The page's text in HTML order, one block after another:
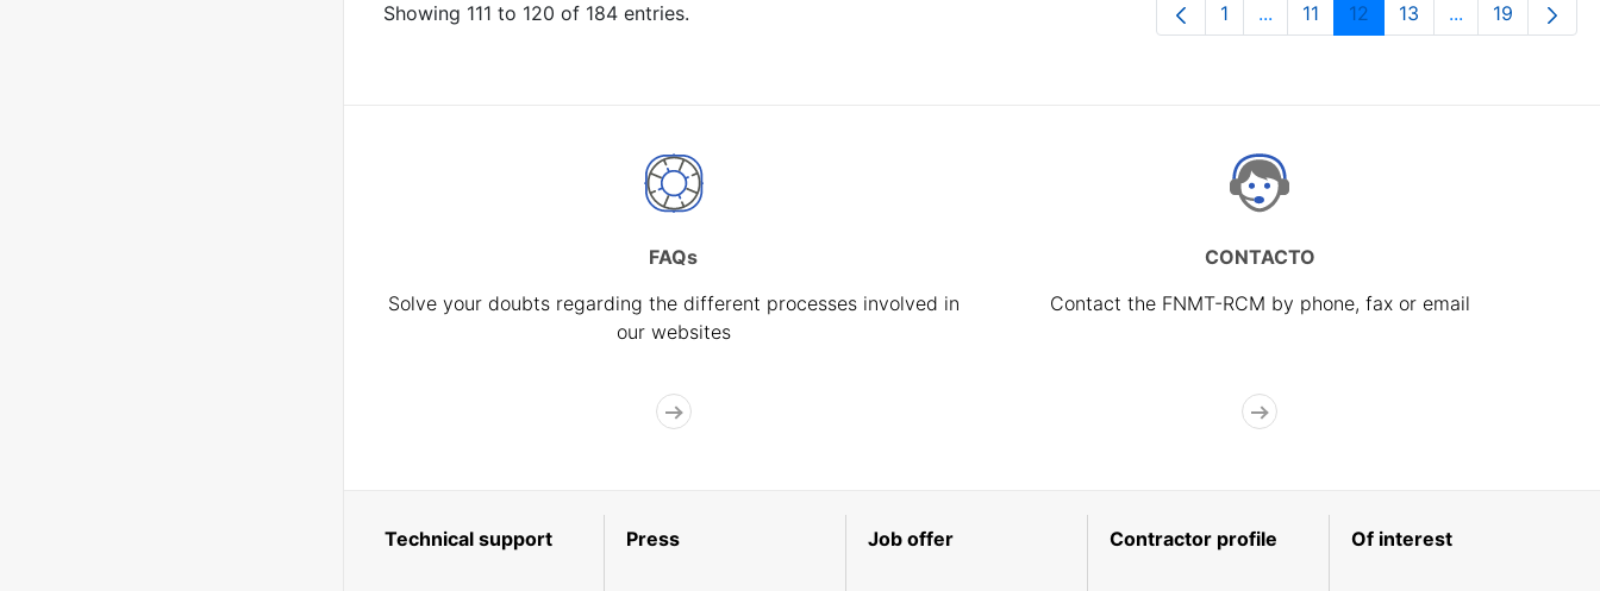
Showing 111 to 120 of 184 entries. Page
1 ...Intermediate Pages Use TAB to
Page
11 Page
12 Page
13 ...Intermediate
Page
19
FAQs
Solve your doubts regarding the different processes involved in
our websites
CONTACTO
Contact the FNMT-RCM by phone, fax or email
Technical support Press Job offer Contractor profile Of interest